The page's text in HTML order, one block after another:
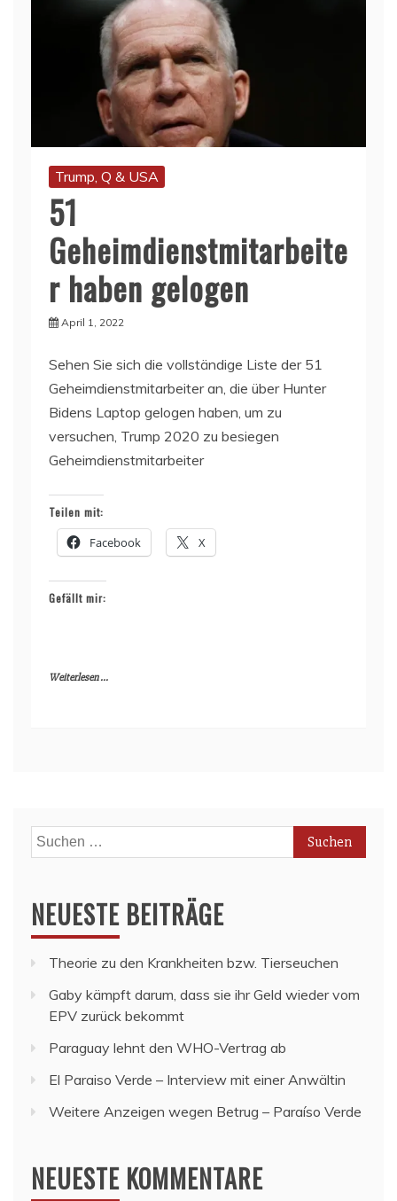
Trump, Q & USA
51
Geheimdienstmitarbeite
r haben gelogen
April 1, 2022
Sehen Sie sich die vollständige Liste der 51
Geheimdienstmitarbeiter an, die über Hunter
Bidens Laptop gelogen haben, um zu
versuchen, Trump 2020 zu besiegen
Geheimdienstmitarbeiter
Teilen mit:
Facebook X
Gefällt mir:
Weiterlesen ...
Suchen
nach:
NEUESTE BEITRÄGE
Theorie zu den Krankheiten bzw. Tierseuchen
Gaby kämpft darum, dass sie ihr Geld wieder vom
EPV zurück bekommt
Paraguay lehnt den WHO-Vertrag ab
El Paraiso Verde – Interview mit einer Anwältin
Weitere Anzeigen wegen Betrug – Paraíso Verde
NEUESTE KOMMENTARE